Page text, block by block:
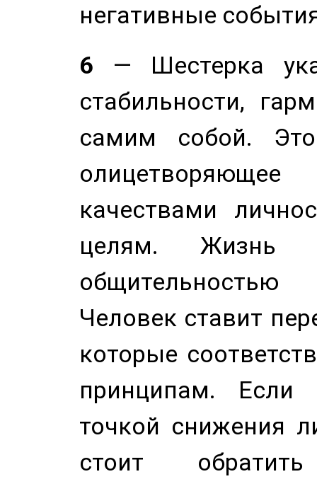
негативные
6 — Шестерка
стабильности,
самим собой.
качествами
целям. Жизнь
Человек ставит
которые
принципам. Если
точкой снижения
стоит